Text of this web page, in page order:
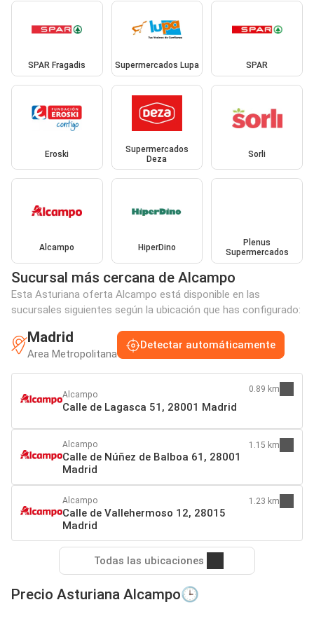
SPAR Fragadis Supermercados Lupa SPAR
Eroski
Supermercados
Deza
Sorli
Alcampo HiperDino
Plenus
Supermercados
Sucursal más cercana de Alcampo
Esta Asturiana oferta Alcampo está disponible en las
sucursales siguientes según la ubicación que has configurado:
Madrid
Area Metropolitana
Detectar automáticamente
Alcampo
Calle de Lagasca 51, 28001 Madrid
0.89 km
Alcampo
Calle de Núñez de Balboa 61, 28001
Madrid
1.15 km
Alcampo
Calle de Vallehermoso 12, 28015
Madrid
1.23 km
Todas las ubicaciones
Precio Asturiana Alcampo🕒